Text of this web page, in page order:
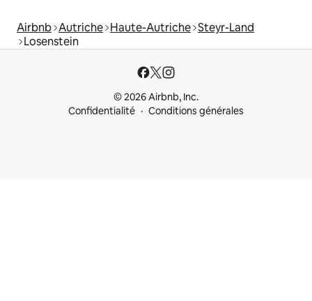
Airbnb Autriche Haute-Autriche Steyr-Land
Losenstein
© 2026 Airbnb, Inc.
Confidentialité
Conditions générales